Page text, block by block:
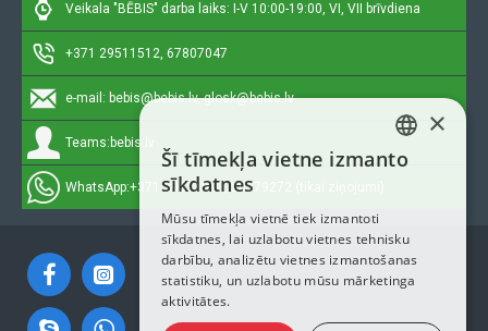
Veikala "BĒBIS" darba laiks: I-V 10:00-19:00, VI, VII brīvdiena
+371 29511512, 67807047
e-mail: bebis@bebis.lv, glosk@bebis.lv
Teams: bebis.lv
WhatsApp:+371 29511512, 20579272 (tikai ziņojumi)
LATVIAN
ENGLISH
×
Šī tīmekļa vietne izmanto
sīkdatnes
Mūsu tīmekļa vietnē tiek izmantoti
sīkdatnes, lai uzlabotu vietnes tehnisku
darbību, analizētu vietnes izmantošanas
statistiku, un uzlabotu mūsu mārketinga
aktivitātes.